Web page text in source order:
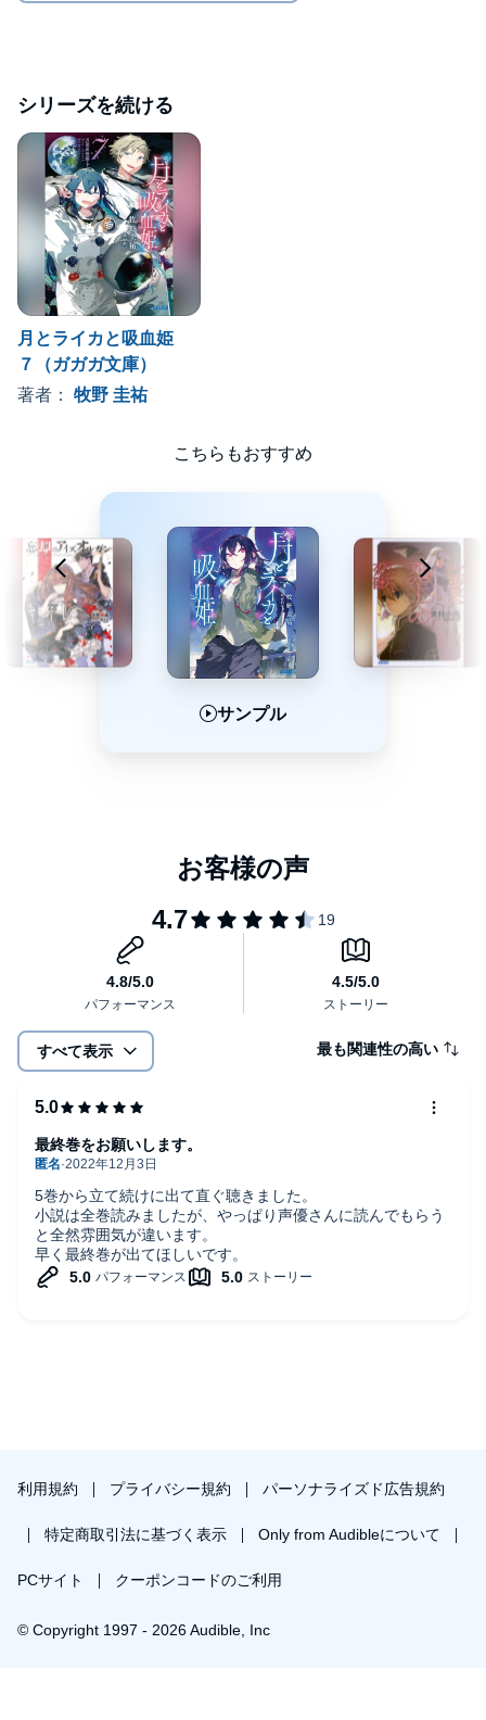
シリーズを続ける
月とライカと吸血姫
７（ガガガ文庫）
著者： 牧野 圭祐
こちらもおすすめ
サンプル
すべて表示 最も関連性の高い
5巻から立て続けに出て直ぐ聴きました。
小説は全巻読みましたが、やっぱり声優さんに読んでもらう
と全然雰囲気が違います。
早く最終巻が出てほしいです。
最終巻をお願いします。
利用規約 プライバシー規約 パーソナライズド広告規約
特定商取引法に基づく表示 Only from Audibleについて
PCサイト クーポンコードのご利用
© Copyright 1997 - 2026 Audible, Inc